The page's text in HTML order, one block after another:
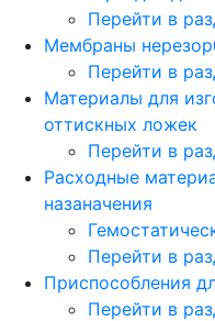
Перейти в
Мембраны
Перейти в
Материалы для
оттискных ложек
Перейти в
Расходные
назаначения
Перейти в
Приспособления
Перейти в